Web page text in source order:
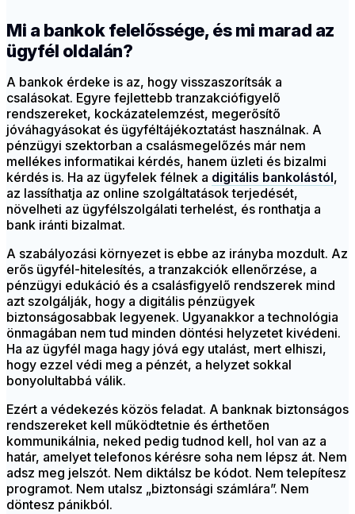
Mi a bankok felelőssége, és mi marad az
ügyfél oldalán?
A bankok érdeke is az, hogy visszaszorítsák a
csalásokat. Egyre fejlettebb tranzakciófigyelő
rendszereket, kockázatelemzést, megerősítő
jóváhagyásokat és ügyféltájékoztatást használnak. A
pénzügyi szektorban a csalásmegelőzés már nem
mellékes informatikai kérdés, hanem üzleti és bizalmi
kérdés is. Ha az ügyfelek félnek a digitális bankolástól,
az lassíthatja az online szolgáltatások terjedését,
növelheti az ügyfélszolgálati terhelést, és ronthatja a
bank iránti bizalmat.
A szabályozási környezet is ebbe az irányba mozdult. Az
erős ügyfél-hitelesítés, a tranzakciók ellenőrzése, a
pénzügyi edukáció és a csalásfigyelő rendszerek mind
azt szolgálják, hogy a digitális pénzügyek
biztonságosabbak legyenek. Ugyanakkor a technológia
önmagában nem tud minden döntési helyzetet kivédeni.
Ha az ügyfél maga hagy jóvá egy utalást, mert elhiszi,
hogy ezzel védi meg a pénzét, a helyzet sokkal
bonyolultabbá válik.
Ezért a védekezés közös feladat. A banknak biztonságos
rendszereket kell működtetnie és érthetően
kommunikálnia, neked pedig tudnod kell, hol van az a
határ, amelyet telefonos kérésre soha nem lépsz át. Nem
adsz meg jelszót. Nem diktálsz be kódot. Nem telepítesz
programot. Nem utalsz „biztonsági számlára”. Nem
döntesz pánikból.